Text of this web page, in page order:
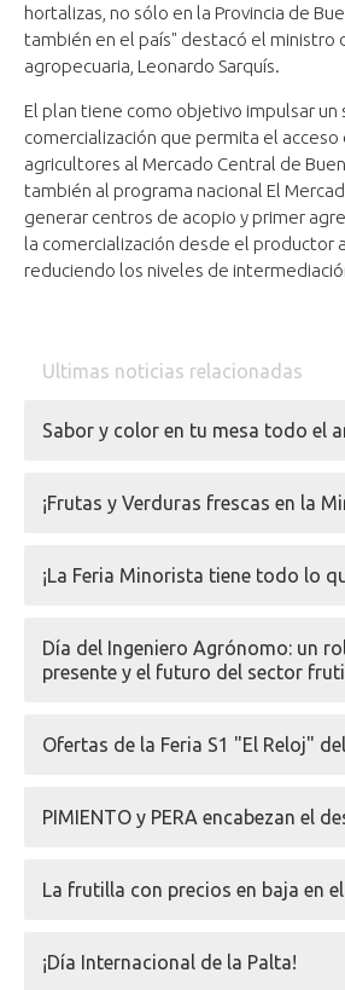
hortalizas, no sólo en la Provincia de
también en el país" destacó el ministro
agropecuaria, Leonardo Sarquís.
El plan tiene como objetivo impulsar un
comercialización que permita el
agricultores al Mercado Central de
también al programa nacional El
generar centros de acopio y primer
la comercialización desde el productor
reduciendo los niveles de
Ultimas noticias relacionadas
Sabor y color en tu mesa todo el
¡Frutas y Verduras frescas en la
¡La Feria Minorista tiene todo lo
Día del Ingeniero Agrónomo: un
presente y el futuro del sector
Ofertas de la Feria S1 "El Reloj"
PIMIENTO y PERA encabezan el
La frutilla con precios en baja en
¡Día Internacional de la Palta!